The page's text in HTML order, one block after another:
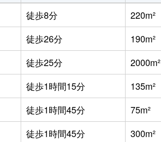
徒歩8分 220m²
徒歩26分 190m²
徒歩25分 2000m²
徒歩1時間15分 135m²
徒歩1時間45分 75m²
徒歩1時間45分 300m²